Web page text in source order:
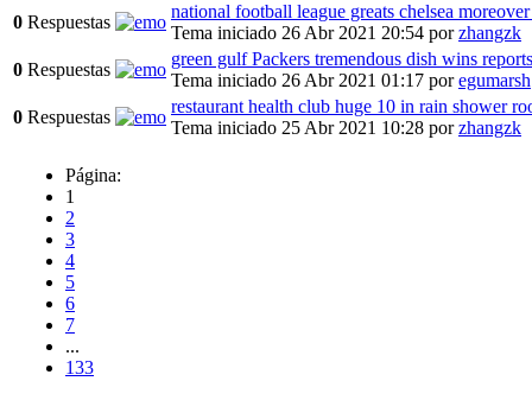
0 Respuestas
national football league greats chelsea
Tema iniciado 26 Abr 2021 20:54 porzhangzk
0 Respuestas
green gulf Packers tremendous dish wins reports
Tema iniciado 26 Abr 2021 01:17 poregumarsh
0 Respuestas
restaurant health club huge 10 in rain shower
Tema iniciado 25 Abr 2021 10:28 porzhangzk
Página:
1
2
3
4
5
6
7
...
133